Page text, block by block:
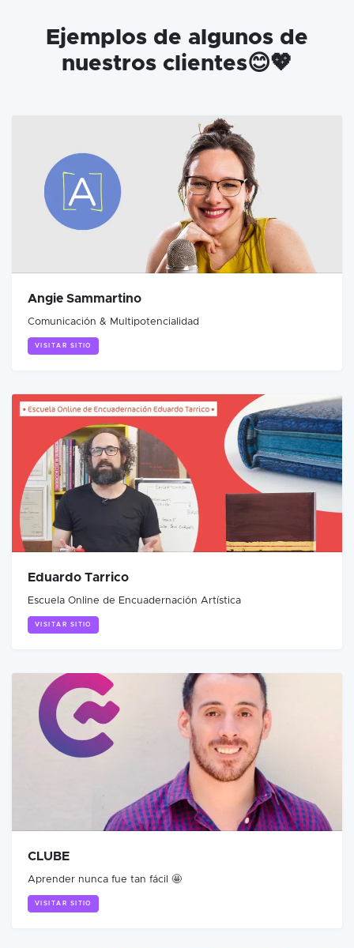
Ejemplos de algunos de
nuestros clientes😊💖
Angie Sammartino
Comunicación & Multipotencialidad
VISITAR SITIO
Eduardo Tarrico
Escuela Online de Encuadernación Artística
VISITAR SITIO
CLUBE
Aprender nunca fue tan fácil 🤩
VISITAR SITIO